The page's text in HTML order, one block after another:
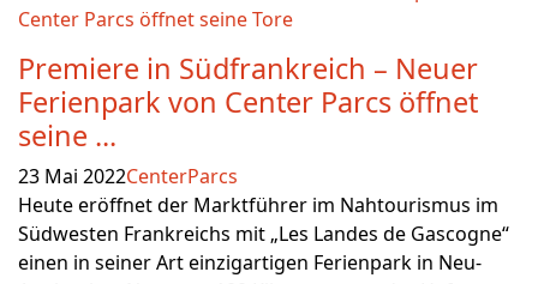
Premiere in Südfrankreich – Neuer
Ferienpark von Center Parcs öffnet
seine ...
23 Mai 2022CenterParcs
Heute eröffnet der Marktführer im Nahtourismus im
Südwesten Frankreichs mit „Les Landes de Gascogne“
einen in seiner Art einzigartigen Ferienpark in Neu-